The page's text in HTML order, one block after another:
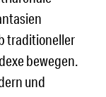
traditioneller
bewegen.
und